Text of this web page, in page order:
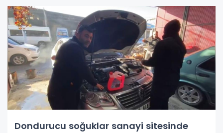
Dondurucu soğuklar sanayi sitesinde